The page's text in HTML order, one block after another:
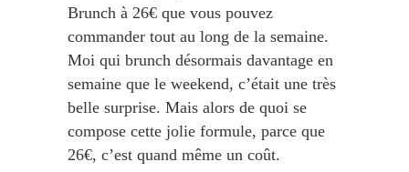
Brunch à 26€ que vous pouvez
commander tout au long de la semaine.
Moi qui brunch désormais davantage en
semaine que le weekend, c’était une très
belle surprise. Mais alors de quoi se
compose cette jolie formule, parce que
26€, c’est quand même un coût.